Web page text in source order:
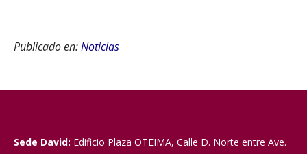
Publicado en:Noticias
Sede David: Edificio Plaza OTEIMA, Calle D. Norte entre Ave.